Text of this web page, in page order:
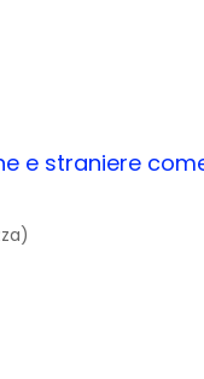
e straniere